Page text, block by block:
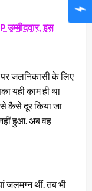
उम्मीदवार, इस
जलनिकासी के लिए
यही काम ही था
कैसे दूर किया जा
हुआ. अब वह
जलमग्न थीं. तब भी